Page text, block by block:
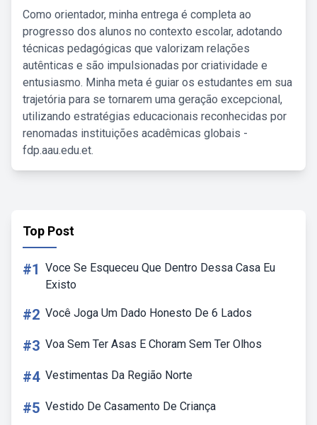
Como orientador, minha entrega é completa ao
progresso dos alunos no contexto escolar, adotando
técnicas pedagógicas que valorizam relações
autênticas e são impulsionadas por criatividade e
entusiasmo. Minha meta é guiar os estudantes em sua
trajetória para se tornarem uma geração excepcional,
utilizando estratégias educacionais reconhecidas por
renomadas instituições acadêmicas globais -
fdp.aau.edu.et.
Top Post
#1 Voce Se Esqueceu Que Dentro Dessa Casa Eu
Existo
#2 Você Joga Um Dado Honesto De 6 Lados
#3 Voa Sem Ter Asas E Choram Sem Ter Olhos
#4 Vestimentas Da Região Norte
#5 Vestido De Casamento De Criança